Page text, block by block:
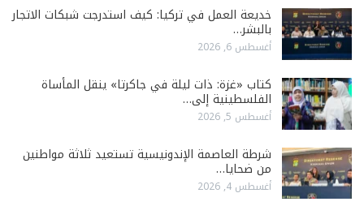
خديعة العمل في تركيا: كيف استدرجت شبكات الاتجار
بالبشر…
أغسطس 6, 2026
كتاب «غزة: ذات ليلة في جاكرتا» ينقل المأساة
الفلسطينية إلى…
أغسطس 5, 2026
شرطة العاصمة الإندونيسية تستعيد ثلاثة مواطنين
من ضحايا…
أغسطس 4, 2026